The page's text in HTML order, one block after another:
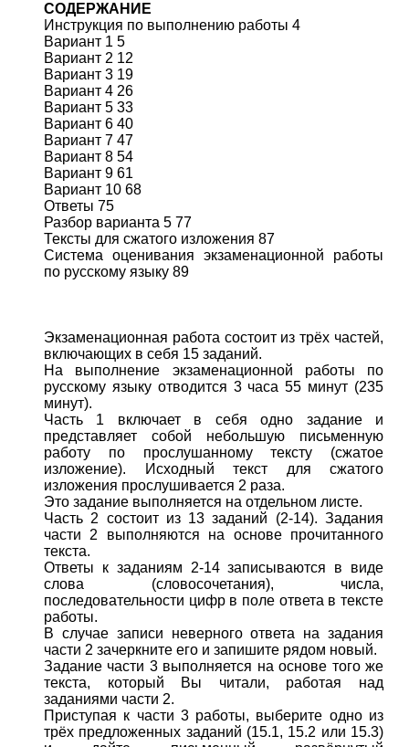
СОДЕРЖАНИЕ
Инструкция по выполнению работы 4
Вариант 1 5
Вариант 2 12
Вариант 3 19
Вариант 4 26
Вариант 5 33
Вариант 6 40
Вариант 7 47
Вариант 8 54
Вариант 9 61
Вариант 10 68
Ответы 75
Разбор варианта 5 77
Тексты для сжатого изложения 87
Система оценивания экзаменационной работы
по русскому языку 89
Экзаменационная работа состоит из трёх частей,
включающих в себя 15 заданий.
На выполнение экзаменационной работы по
русскому языку отводится 3 часа 55 минут (235
минут).
Часть 1 включает в себя одно задание и
представляет собой небольшую письменную
работу по прослушанному тексту (сжатое
изложение). Исходный текст для сжатого
изложения прослушивается 2 раза.
Это задание выполняется на отдельном листе.
Часть 2 состоит из 13 заданий (2-14). Задания
части 2 выполняются на основе прочитанного
текста.
Ответы к заданиям 2-14 записываются в виде
слова (словосочетания), числа,
последовательности цифр в поле ответа в тексте
работы.
В случае записи неверного ответа на задания
части 2 зачеркните его и запишите рядом новый.
Задание части 3 выполняется на основе того же
текста, который Вы читали, работая над
заданиями части 2.
Приступая к части 3 работы, выберите одно из
трёх предложенных заданий (15.1, 15.2 или 15.3)